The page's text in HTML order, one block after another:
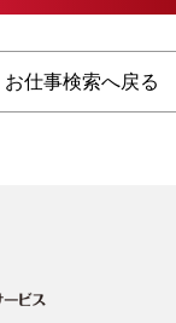
お仕事検索へ戻る